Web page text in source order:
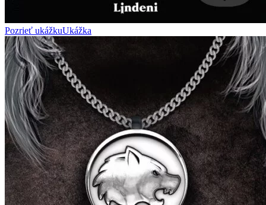
Pozrieť ukážkuUkážka